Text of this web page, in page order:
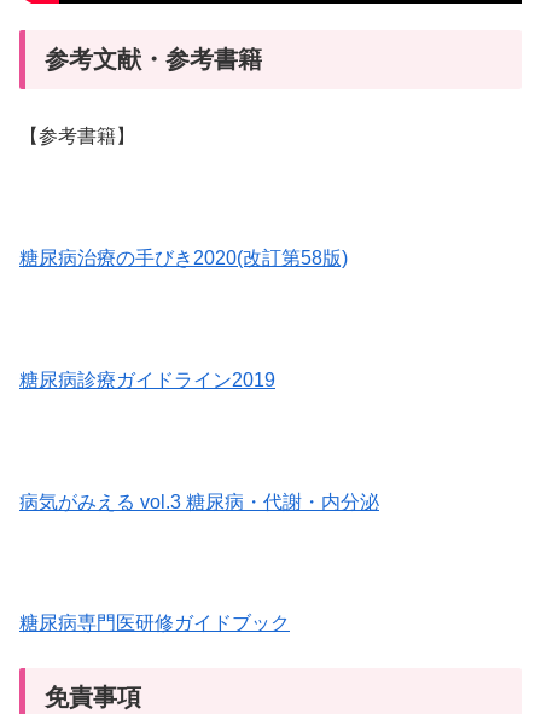
参考文献・参考書籍
【参考書籍】
糖尿病治療の手びき2020(改訂第58版)
糖尿病診療ガイドライン2019
病気がみえる vol.3 糖尿病・代謝・内分泌
糖尿病専門医研修ガイドブック
免責事項